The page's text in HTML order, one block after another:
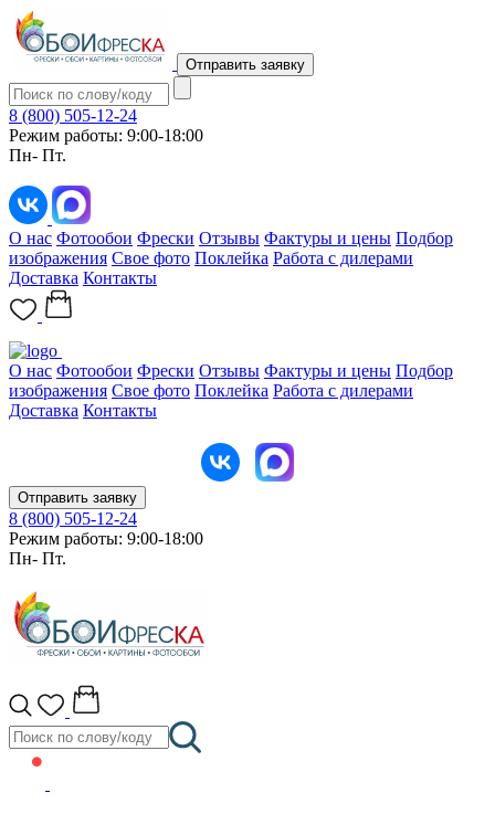
Отправить заявку
8 (800) 505-12-24
Режим работы: 9:00-18:00
Пн- Пт.
О нас Фотообои Фрески Отзывы Фактуры и цены Подбор
изображения Свое фото Поклейка Работа с дилерами
Доставка Контакты
О нас Фотообои Фрески Отзывы Фактуры и цены Подбор
изображения Свое фото Поклейка Работа с дилерами
Доставка Контакты
Отправить заявку
8 (800) 505-12-24
Режим работы: 9:00-18:00
Пн- Пт.